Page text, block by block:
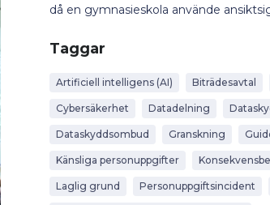
då en gymnasieskola använde
Taggar
Artificiell intelligens (AI) Biträdesavtal
Cybersäkerhet Datadelning
Dataskyddsombud Granskning
Känsliga personuppgifter
Laglig grund Personuppgiftsincident